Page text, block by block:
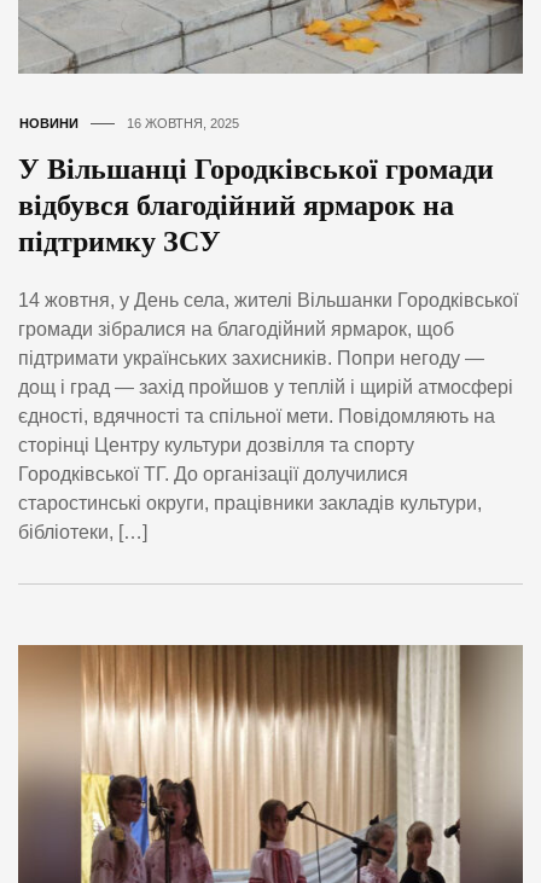
НОВИНИ 16 ЖОВТНЯ, 2025
У Вільшанці Городківської громади
відбувся благодійний ярмарок на
підтримку ЗСУ
14 жовтня, у День села, жителі Вільшанки Городківської
громади зібралися на благодійний ярмарок, щоб
підтримати українських захисників. Попри негоду —
дощ і град — захід пройшов у теплій і щирій атмосфері
єдності, вдячності та спільної мети. Повідомляють на
сторінці Центру культури дозвілля та спорту
Городківської ТГ. До організації долучилися
старостинські округи, працівники закладів культури,
бібліотеки, […]